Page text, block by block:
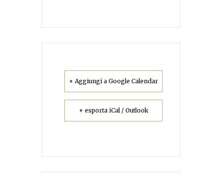
+ Aggiungi a Google Calendar
+ esporta iCal / Outlook